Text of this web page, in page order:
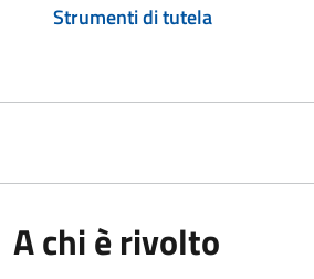
Strumenti di tutela
A chi è rivolto